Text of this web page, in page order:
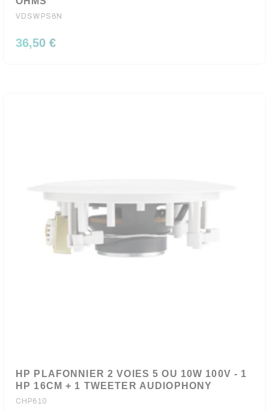
VDSWPS6N
36,50 €
HP PLAFONNIER 2 VOIES 5 OU 10W 100V - 1
HP 16CM + 1 TWEETER AUDIOPHONY
CHP610